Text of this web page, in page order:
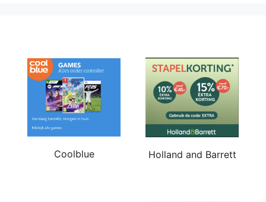
Coolblue Holland and Barrett